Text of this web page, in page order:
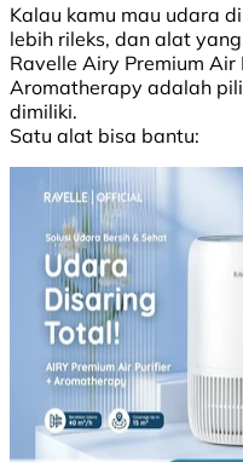
Kalau kamu mau udara
lebih rileks, dan alat
Ravelle Airy Premium Air
Aromatherapy adalah
dimiliki.
Satu alat bisa bantu: